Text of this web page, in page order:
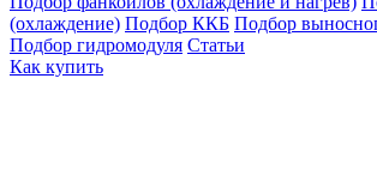
(охлаждение) Подбор ККБ Подбор
Подбор гидромодуля Статьи
Как купить